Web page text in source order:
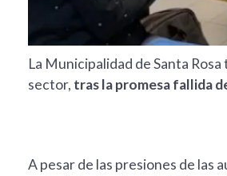
La Municipalidad de Santa
sector, tras la promesa fallida
A pesar de las presiones de las